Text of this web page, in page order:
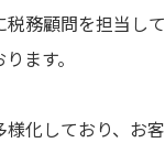
務顧問を担当し
ます。
化しており、お